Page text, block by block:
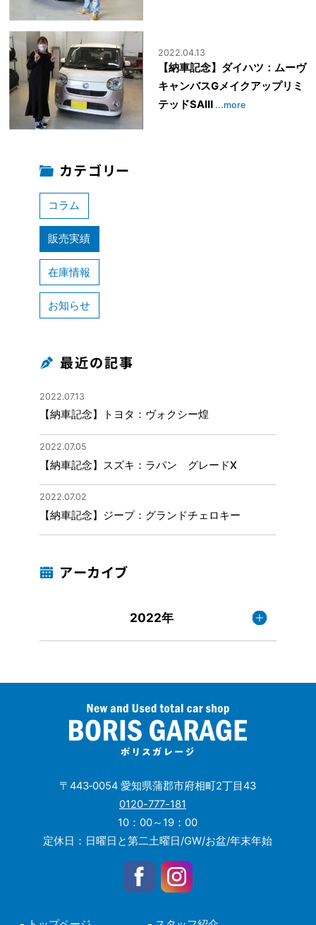
2022.04.13
【納車記念】ダイハツ：ムーヴ
キャンバスGメイクアップリミ
テッドSAⅢ ...more
カテゴリー
コラム
販売実績
在庫情報
お知らせ
最近の記事
2022.07.13
【納車記念】トヨタ：ヴォクシー煌
2022.07.05
【納車記念】スズキ：ラパン グレードX
2022.07.02
【納車記念】ジープ：グランドチェロキー
アーカイブ
2022年
〒443‐0054 愛知県蒲郡市府相町2丁目43
0120-777-181
10：00～19：00
定休日：日曜日と第二土曜日/GW/お盆/年末年始